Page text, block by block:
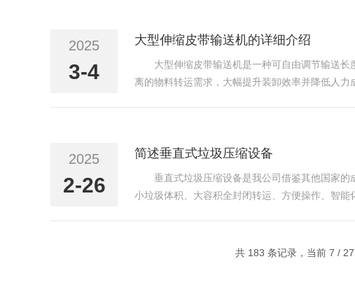
2025
3-4
大型伸缩皮带输送机的详细介绍
大型伸缩皮带输送机是一种可自由调节输送
离的物料转运需求，大幅提升装卸效率并降低人
2025
2-26
简述垂直式垃圾压缩设备
垂直式垃圾压缩设备是我公司借鉴其他国家
小垃圾体积、大容积全封闭转运、方便操作、智
共 183 条记录，当前 7 /